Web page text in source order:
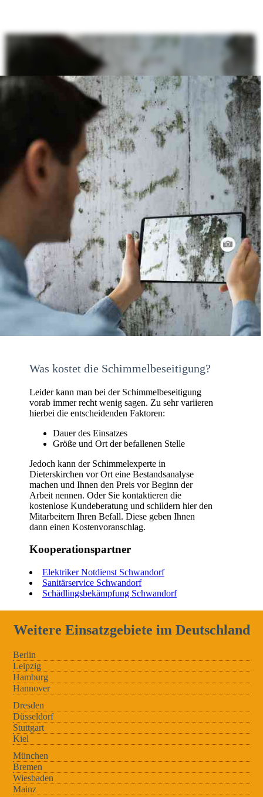
Was kostet die Schimmelbeseitigung?
Leider kann man bei der Schimmelbeseitigung
vorab immer recht wenig sagen. Zu sehr variieren
hierbei die entscheidenden Faktoren:
Dauer des Einsatzes
Größe und Ort der befallenen Stelle
Jedoch kann der Schimmelexperte in
Dieterskirchen vor Ort eine Bestandsanalyse
machen und Ihnen den Preis vor Beginn der
Arbeit nennen. Oder Sie kontaktieren die
kostenlose Kundeberatung und schildern hier den
Mitarbeitern Ihren Befall. Diese geben Ihnen
dann einen Kostenvoranschlag.
Kooperationspartner
Elektriker Notdienst Schwandorf
Sanitärservice Schwandorf
Schädlingsbekämpfung Schwandorf
Weitere Einsatzgebiete im Deutschland
Berlin
Leipzig
Hamburg
Hannover
Dresden
Düsseldorf
Stuttgart
Kiel
München
Bremen
Wiesbaden
Mainz